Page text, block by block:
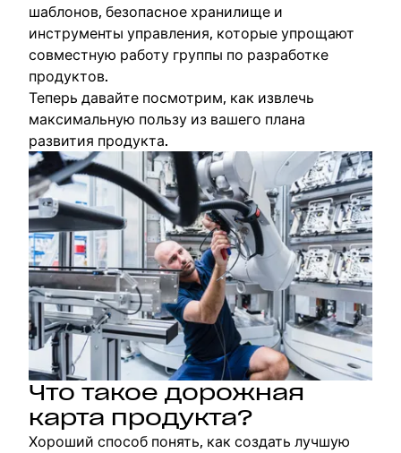
шаблонов, безопасное хранилище и
инструменты управления, которые упрощают
совместную работу группы по разработке
продуктов.
Теперь давайте посмотрим, как извлечь
максимальную пользу из вашего плана
развития продукта.
Что такое дорожная
карта продукта?
Хороший способ понять, как создать лучшую